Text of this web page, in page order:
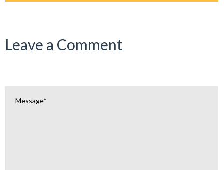
Leave a Comment